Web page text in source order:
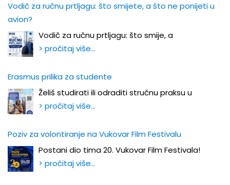
Vodič za ručnu prtljagu: što smijete, a što ne ponijeti u
avion?
Vodič za ručnu prtljagu: što smije, a
> pročitaj više…
Erasmus prilika za studente
Želiš studirati ili odraditi stručnu praksu u
> pročitaj više…
Poziv za volontiranje na Vukovar Film Festivalu
Postani dio tima 20. Vukovar Film Festivala!
> pročitaj više…